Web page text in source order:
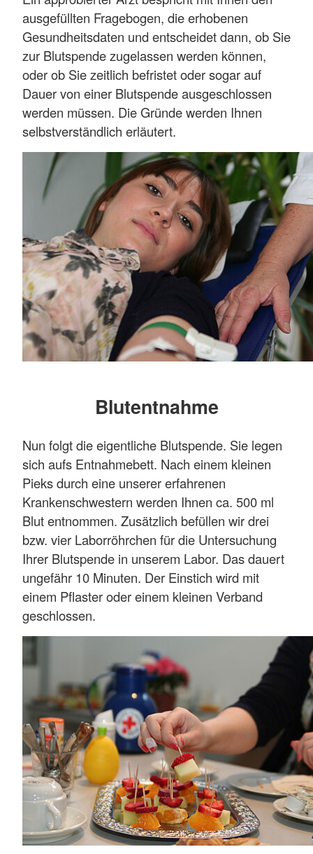
ausgefüllten Fragebogen, die erhobenen
Gesundheitsdaten und entscheidet dann, ob Sie
zur Blutspende zugelassen werden können,
oder ob Sie zeitlich befristet oder sogar auf
Dauer von einer Blutspende ausgeschlossen
werden müssen. Die Gründe werden Ihnen
selbstverständlich erläutert.
Blutentnahme
Nun folgt die eigentliche Blutspende. Sie legen
sich aufs Entnahmebett. Nach einem kleinen
Pieks durch eine unserer erfahrenen
Krankenschwestern werden Ihnen ca. 500 ml
Blut entnommen. Zusätzlich befüllen wir drei
bzw. vier Laborröhrchen für die Untersuchung
Ihrer Blutspende in unserem Labor. Das dauert
ungefähr 10 Minuten. Der Einstich wird mit
einem Pflaster oder einem kleinen Verband
geschlossen.